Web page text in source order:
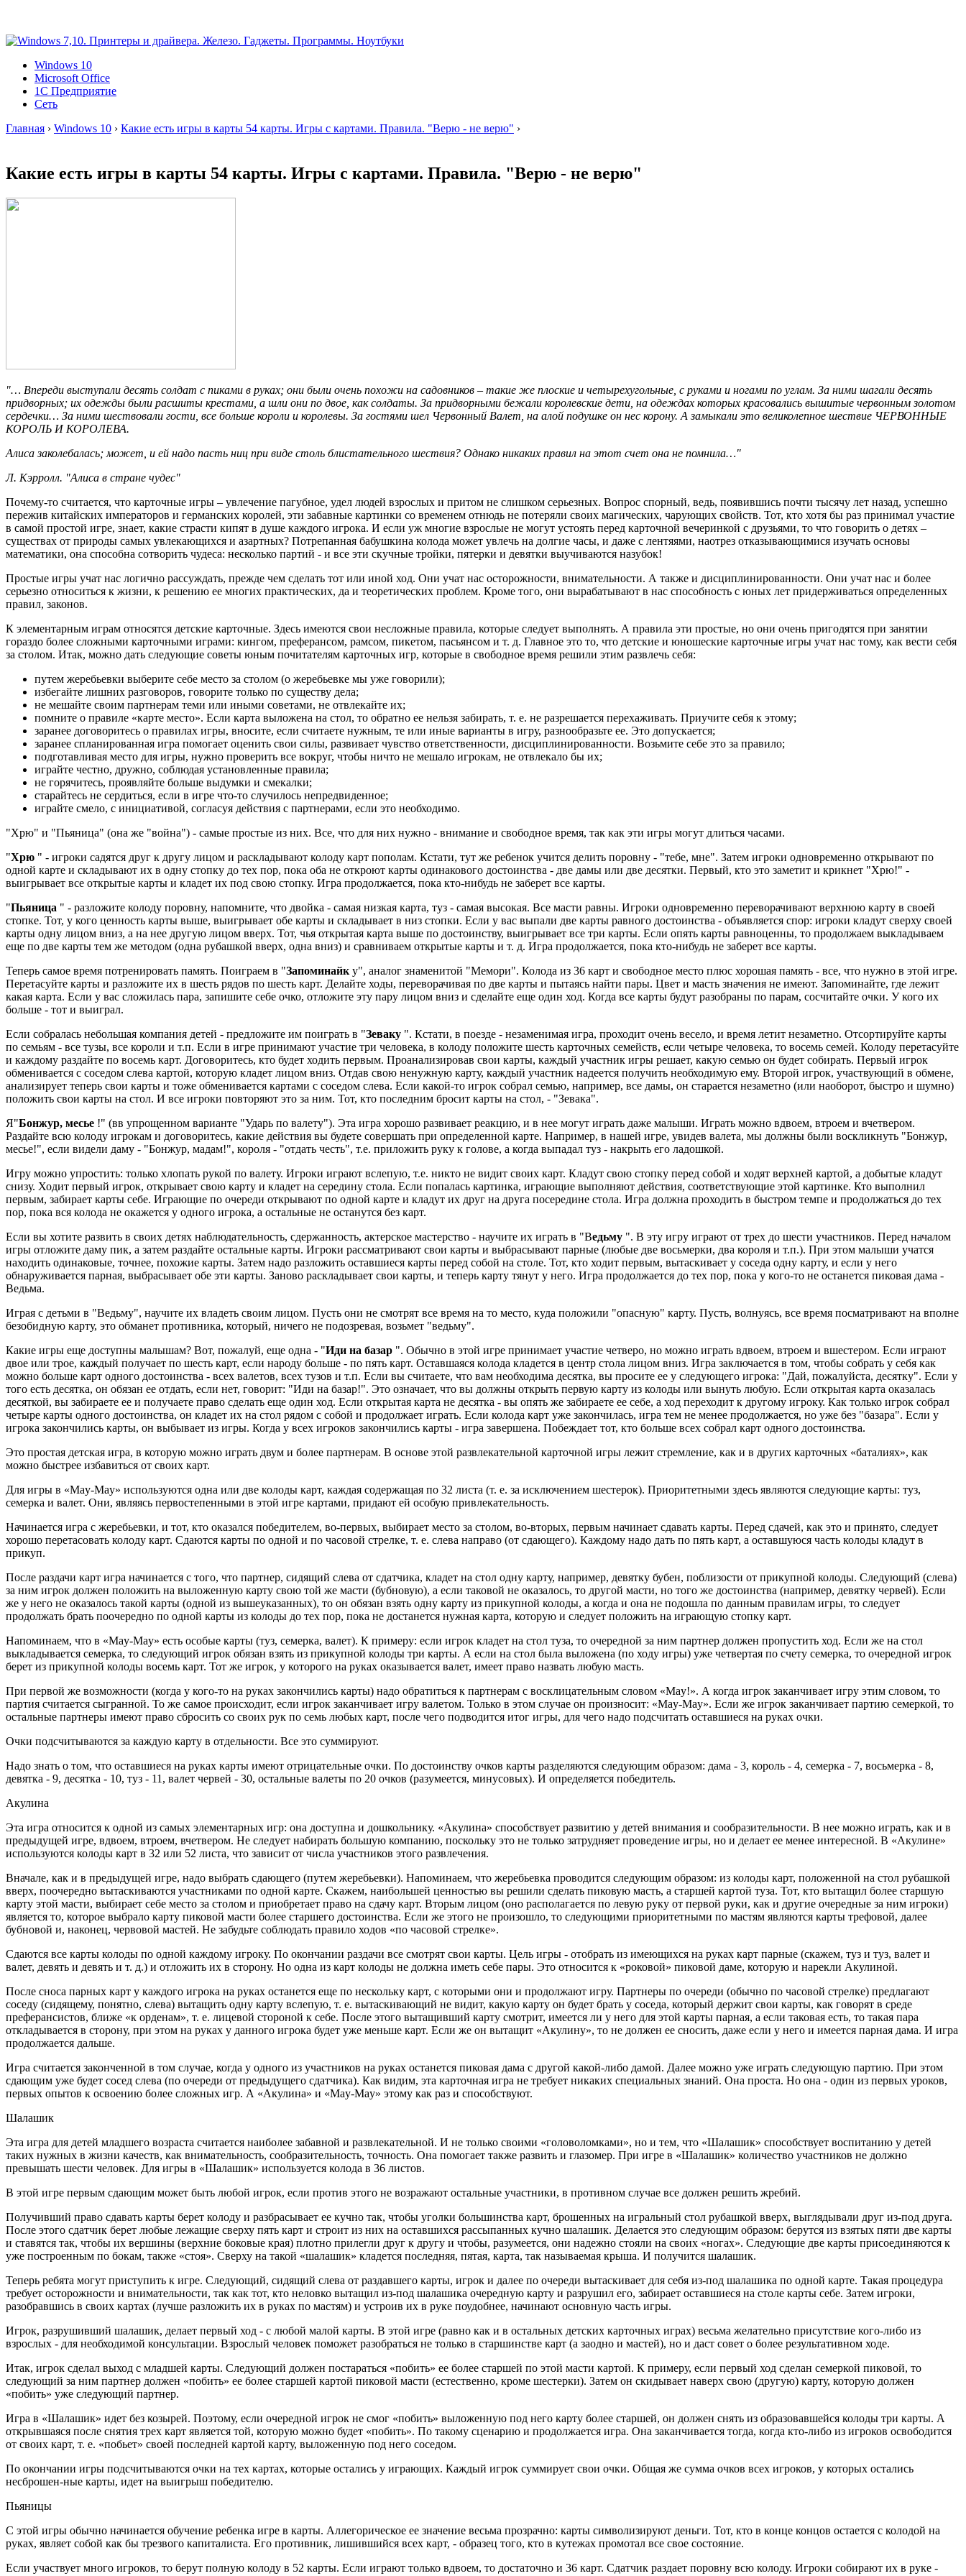
Windows 10
Microsoft Office
1C Предприятие
Сеть
Главная › Windows 10 › Какие есть игры в карты 54 карты. Игры с картами. Правила. "Верю - не верю" ›
Какие есть игры в карты 54 карты. Игры с картами. Правила. "Верю - не верю"
"… Впереди выступали десять солдат с пиками в руках; они были очень похожи на садовников – такие же плоские и четырехугольные, с руками и ногами по углам. За ними шагали десять
придворных; их одежды были расшиты крестами, а шли они по двое, как солдаты. За придворными бежали королевские дети, на одеждах которых красовались вышитые червонным золотом
сердечки… За ними шествовали гости, все больше короли и королевы. За гостями шел Червонный Валет, на алой подушке он нес корону. А замыкали это великолепное шествие ЧЕРВОННЫЕ
КОРОЛЬ И КОРОЛЕВА.
Алиса заколебалась; может, и ей надо пасть ниц при виде столь блистательного шествия? Однако никаких правил на этот счет она не помнила…"
Л. Кэрролл. "Алиса в стране чудес"
Почему-то считается, что карточные игры – увлечение пагубное, удел людей взрослых и притом не слишком серьезных. Вопрос спорный, ведь, появившись почти тысячу лет назад, успешно
пережив китайских императоров и германских королей, эти забавные картинки со временем отнюдь не потеряли своих магических, чарующих свойств. Тот, кто хотя бы раз принимал участие
в самой простой игре, знает, какие страсти кипят в душе каждого игрока. И если уж многие взрослые не могут устоять перед карточной вечеринкой с друзьями, то что говорить о детях –
существах от природы самых увлекающихся и азартных? Потрепанная бабушкина колода может увлечь на долгие часы, и даже с лентяями, наотрез отказывающимися изучать основы
математики, она способна сотворить чудеса: несколько партий - и все эти скучные тройки, пятерки и девятки выучиваются назубок!
Простые игры учат нас логично рассуждать, прежде чем сделать тот или иной ход. Они учат нас осторожности, внимательности. А также и дисциплинированности. Они учат нас и более
серьезно относиться к жизни, к решению ее многих практических, да и теоретических проблем. Кроме того, они вырабатывают в нас способность с юных лет придерживаться определенных
правил, законов.
К элементарным играм относятся детские карточные. Здесь имеются свои несложные правила, которые следует выполнять. А правила эти простые, но они очень пригодятся при занятии
гораздо более сложными карточными играми: кингом, преферансом, рамсом, пикетом, пасьянсом и т. д. Главное это то, что детские и юношеские карточные игры учат нас тому, как вести себя
за столом. Итак, можно дать следующие советы юным почитателям карточных игр, которые в свободное время решили этим развлечь себя:
путем жеребьевки выберите себе место за столом (о жеребьевке мы уже говорили);
избегайте лишних разговоров, говорите только по существу дела;
не мешайте своим партнерам теми или иными советами, не отвлекайте их;
помните о правиле «карте место». Если карта выложена на стол, то обратно ее нельзя забирать, т. е. не разрешается перехаживать. Приучите себя к этому;
заранее договоритесь о правилах игры, вносите, если считаете нужным, те или иные варианты в игру, разнообразьте ее. Это допускается;
заранее спланированная игра помогает оценить свои силы, развивает чувство ответственности, дисциплинированности. Возьмите себе это за правило;
подготавливая место для игры, нужно проверить все вокруг, чтобы ничто не мешало игрокам, не отвлекало бы их;
играйте честно, дружно, соблюдая установленные правила;
не горячитесь, проявляйте больше выдумки и смекалки;
старайтесь не сердиться, если в игре что-то случилось непредвиденное;
играйте смело, с инициативой, согласуя действия с партнерами, если это необходимо.
"Хрю" и "Пьяница" (она же "война") - самые простые из них. Все, что для них нужно - внимание и свободное время, так как эти игры могут длиться часами.
"Хрю " - игроки садятся друг к другу лицом и раскладывают колоду карт пополам. Кстати, тут же ребенок учится делить поровну - "тебе, мне". Затем игроки одновременно открывают по
одной карте и складывают их в одну стопку до тех пор, пока оба не откроют карты одинакового достоинства - две дамы или две десятки. Первый, кто это заметит и крикнет "Хрю!" -
выигрывает все открытые карты и кладет их под свою стопку. Игра продолжается, пока кто-нибудь не заберет все карты.
"Пьяница " - разложите колоду поровну, напомните, что двойка - самая низкая карта, туз - самая высокая. Все масти равны. Игроки одновременно переворачивают верхнюю карту в своей
стопке. Тот, у кого ценность карты выше, выигрывает обе карты и складывает в низ стопки. Если у вас выпали две карты равного достоинства - объявляется спор: игроки кладут сверху своей
карты одну лицом вниз, а на нее другую лицом вверх. Тот, чья открытая карта выше по достоинству, выигрывает все три карты. Если опять карты равноценны, то продолжаем выкладываем
еще по две карты тем же методом (одна рубашкой вверх, одна вниз) и сравниваем открытые карты и т. д. Игра продолжается, пока кто-нибудь не заберет все карты.
Теперь самое время потренировать память. Поиграем в "Запоминайк у", аналог знаменитой "Мемори". Колода из 36 карт и свободное место плюс хорошая память - все, что нужно в этой игре.
Перетасуйте карты и разложите их в шесть рядов по шесть карт. Делайте ходы, переворачивая по две карты и пытаясь найти пары. Цвет и масть значения не имеют. Запоминайте, где лежит
какая карта. Если у вас сложилась пара, запишите себе очко, отложите эту пару лицом вниз и сделайте еще один ход. Когда все карты будут разобраны по парам, сосчитайте очки. У кого их
больше - тот и выиграл.
Если собралась небольшая компания детей - предложите им поиграть в "Зеваку ". Кстати, в поезде - незаменимая игра, проходит очень весело, и время летит незаметно. Отсортируйте карты
по семьям - все тузы, все короли и т.п. Если в игре принимают участие три человека, в колоду положите шесть карточных семейств, если четыре человека, то восемь семей. Колоду перетасуйте
и каждому раздайте по восемь карт. Договоритесь, кто будет ходить первым. Проанализировав свои карты, каждый участник игры решает, какую семью он будет собирать. Первый игрок
обменивается с соседом слева картой, которую кладет лицом вниз. Отдав свою ненужную карту, каждый участник надеется получить необходимую ему. Второй игрок, участвующий в обмене,
анализирует теперь свои карты и тоже обменивается картами с соседом слева. Если какой-то игрок собрал семью, например, все дамы, он старается незаметно (или наоборот, быстро и шумно)
положить свои карты на стол. И все игроки повторяют это за ним. Тот, кто последним бросит карты на стол, - "Зевака".
Я"Бонжур, месье !" (вв упрощенном варианте "Ударь по валету"). Эта игра хорошо развивает реакцию, и в нее могут играть даже малыши. Играть можно вдвоем, втроем и вчетвером.
Раздайте всю колоду игрокам и договоритесь, какие действия вы будете совершать при определенной карте. Например, в нашей игре, увидев валета, мы должны были воскликнуть "Бонжур,
месье!", если видели даму - "Бонжур, мадам!", короля - "отдать честь", т.е. приложить руку к голове, а когда выпадал туз - накрыть его ладошкой.
Игру можно упростить: только хлопать рукой по валету. Игроки играют вслепую, т.е. никто не видит своих карт. Кладут свою стопку перед собой и ходят верхней картой, а добытые кладут
снизу. Ходит первый игрок, открывает свою карту и кладет на середину стола. Если попалась картинка, играющие выполняют действия, соответствующие этой картинке. Кто выполнил
первым, забирает карты себе. Играющие по очереди открывают по одной карте и кладут их друг на друга посередине стола. Игра должна проходить в быстром темпе и продолжаться до тех
пор, пока вся колода не окажется у одного игрока, а остальные не останутся без карт.
Если вы хотите развить в своих детях наблюдательность, сдержанность, актерское мастерство - научите их играть в "Ведьму ". В эту игру играют от трех до шести участников. Перед началом
игры отложите даму пик, а затем раздайте остальные карты. Игроки рассматривают свои карты и выбрасывают парные (любые две восьмерки, два короля и т.п.). При этом малыши учатся
находить одинаковые, точнее, похожие карты. Затем надо разложить оставшиеся карты перед собой на столе. Тот, кто ходит первым, вытаскивает у соседа одну карту, и если у него
обнаруживается парная, выбрасывает обе эти карты. Заново раскладывает свои карты, и теперь карту тянут у него. Игра продолжается до тех пор, пока у кого-то не останется пиковая дама -
Ведьма.
Играя с детьми в "Ведьму", научите их владеть своим лицом. Пусть они не смотрят все время на то место, куда положили "опасную" карту. Пусть, волнуясь, все время посматривают на вполне
безобидную карту, это обманет противника, который, ничего не подозревая, возьмет "ведьму".
Какие игры еще доступны малышам? Вот, пожалуй, еще одна - "Иди на базар ". Обычно в этой игре принимает участие четверо, но можно играть вдвоем, втроем и вшестером. Если играют
двое или трое, каждый получает по шесть карт, если народу больше - по пять карт. Оставшаяся колода кладется в центр стола лицом вниз. Игра заключается в том, чтобы собрать у себя как
можно больше карт одного достоинства - всех валетов, всех тузов и т.п. Если вы считаете, что вам необходима десятка, вы просите ее у следующего игрока: "Дай, пожалуйста, десятку". Если у
того есть десятка, он обязан ее отдать, если нет, говорит: "Иди на базар!". Это означает, что вы должны открыть первую карту из колоды или вынуть любую. Если открытая карта оказалась
десяткой, вы забираете ее и получаете право сделать еще один ход. Если открытая карта не десятка - вы опять же забираете ее себе, а ход переходит к другому игроку. Как только игрок собрал
четыре карты одного достоинства, он кладет их на стол рядом с собой и продолжает играть. Если колода карт уже закончилась, игра тем не менее продолжается, но уже без "базара". Если у
игрока закончились карты, он выбывает из игры. Когда у всех игроков закончились карты - игра завершена. Побеждает тот, кто больше всех собрал карт одного достоинства.
Это простая детская игра, в которую можно играть двум и более партнерам. В основе этой развлекательной карточной игры лежит стремление, как и в других карточных «баталиях», как
можно быстрее избавиться от своих карт.
Для игры в «May-May» используются одна или две колоды карт, каждая содержащая по 32 листа (т. е. за исключением шестерок). Приоритетными здесь являются следующие карты: туз,
семерка и валет. Они, являясь первостепенными в этой игре картами, придают ей особую привлекательность.
Начинается игра с жеребьевки, и тот, кто оказался победителем, во-первых, выбирает место за столом, во-вторых, первым начинает сдавать карты. Перед сдачей, как это и принято, следует
хорошо перетасовать колоду карт. Сдаются карты по одной и по часовой стрелке, т. е. слева направо (от сдающего). Каждому надо дать по пять карт, а оставшуюся часть колоды кладут в
прикуп.
После раздачи карт игра начинается с того, что партнер, сидящий слева от сдатчика, кладет на стол одну карту, например, девятку бубен, поблизости от прикупной колоды. Следующий (слева)
за ним игрок должен положить на выложенную карту свою той же масти (бубновую), а если таковой не оказалось, то другой масти, но того же достоинства (например, девятку червей). Если
же у него не оказалось такой карты (одной из вышеуказанных), то он обязан взять одну карту из прикупной колоды, а когда и она не подошла по данным правилам игры, то следует
продолжать брать поочередно по одной карты из колоды до тех пор, пока не достанется нужная карта, которую и следует положить на играющую стопку карт.
Напоминаем, что в «May-May» есть особые карты (туз, семерка, валет). К примеру: если игрок кладет на стол туза, то очередной за ним партнер должен пропустить ход. Если же на стол
выкладывается семерка, то следующий игрок обязан взять из прикупной колоды три карты. А если на стол была выложена (по ходу игры) уже четвертая по счету семерка, то очередной игрок
берет из прикупной колоды восемь карт. Тот же игрок, у которого на руках оказывается валет, имеет право назвать любую масть.
При первой же возможности (когда у кого-то на руках закончились карты) надо обратиться к партнерам с восклицательным словом «May!». А когда игрок заканчивает игру этим словом, то
партия считается сыгранной. То же самое происходит, если игрок заканчивает игру валетом. Только в этом случае он произносит: «May-May». Если же игрок заканчивает партию семеркой, то
остальные партнеры имеют право сбросить со своих рук по семь любых карт, после чего подводится итог игры, для чего надо подсчитать оставшиеся на руках очки.
Очки подсчитываются за каждую карту в отдельности. Все это суммируют.
Надо знать о том, что оставшиеся на руках карты имеют отрицательные очки. По достоинству очков карты разделяются следующим образом: дама - 3, король - 4, семерка - 7, восьмерка - 8,
девятка - 9, десятка - 10, туз - 11, валет червей - 30, остальные валеты по 20 очков (разумеется, минусовых). И определяется победитель.
Акулина
Эта игра относится к одной из самых элементарных игр: она доступна и дошкольнику. «Акулина» способствует развитию у детей внимания и сообразительности. В нее можно играть, как и в
предыдущей игре, вдвоем, втроем, вчетвером. Не следует набирать большую компанию, поскольку это не только затрудняет проведение игры, но и делает ее менее интересной. В «Акулине»
используются колоды карт в 32 или 52 листа, что зависит от числа участников этого развлечения.
Вначале, как и в предыдущей игре, надо выбрать сдающего (путем жеребьевки). Напоминаем, что жеребьевка проводится следующим образом: из колоды карт, положенной на стол рубашкой
вверх, поочередно вытаскиваются участниками по одной карте. Скажем, наибольшей ценностью вы решили сделать пиковую масть, а старшей картой туза. Тот, кто вытащил более старшую
карту этой масти, выбирает себе место за столом и приобретает право на сдачу карт. Вторым лицом (оно располагается по левую руку от первой руки, как и другие очередные за ним игроки)
является то, которое выбрало карту пиковой масти более старшего достоинства. Если же этого не произошло, то следующими приоритетными по мастям являются карты трефовой, далее
бубновой и, наконец, червовой мастей. Не забудьте соблюдать правило ходов «по часовой стрелке».
Сдаются все карты колоды по одной каждому игроку. По окончании раздачи все смотрят свои карты. Цель игры - отобрать из имеющихся на руках карт парные (скажем, туз и туз, валет и
валет, девять и девять и т. д.) и отложить их в сторону. Но одна из карт колоды не должна иметь себе пары. Это относится к «роковой» пиковой даме, которую и нарекли Акулиной.
После сноса парных карт у каждого игрока на руках останется еще по нескольку карт, с которыми они и продолжают игру. Партнеры по очереди (обычно по часовой стрелке) предлагают
соседу (сидящему, понятно, слева) вытащить одну карту вслепую, т. е. вытаскивающий не видит, какую карту он будет брать у соседа, который держит свои карты, как говорят в среде
преферансистов, ближе «к орденам», т. е. лицевой стороной к себе. После этого вытащивший карту смотрит, имеется ли у него для этой карты парная, а если таковая есть, то такая пара
откладывается в сторону, при этом на руках у данного игрока будет уже меньше карт. Если же он вытащит «Акулину», то не должен ее сносить, даже если у него и имеется парная дама. И игра
продолжается дальше.
Игра считается законченной в том случае, когда у одного из участников на руках останется пиковая дама с другой какой-либо дамой. Далее можно уже играть следующую партию. При этом
сдающим уже будет сосед слева (по очереди от предыдущего сдатчика). Как видим, эта карточная игра не требует никаких специальных знаний. Она проста. Но она - один из первых уроков,
первых опытов к освоению более сложных игр. А «Акулина» и «May-May» этому как раз и способствуют.
Шалашик
Эта игра для детей младшего возраста считается наиболее забавной и развлекательной. И не только своими «головоломками», но и тем, что «Шалашик» способствует воспитанию у детей
таких нужных в жизни качеств, как внимательность, сообразительность, точность. Она помогает также развить и глазомер. При игре в «Шалашик» количество участников не должно
превышать шести человек. Для игры в «Шалашик» используется колода в 36 листов.
В этой игре первым сдающим может быть любой игрок, если против этого не возражают остальные участники, в противном случае все должен решить жребий.
Получивший право сдавать карты берет колоду и разбрасывает ее кучно так, чтобы уголки большинства карт, брошенных на игральный стол рубашкой вверх, выглядывали друг из-под друга.
После этого сдатчик берет любые лежащие сверху пять карт и строит из них на оставшихся рассыпанных кучно шалашик. Делается это следующим образом: берутся из взятых пяти две карты
и ставятся так, чтобы их вершины (верхние боковые края) плотно прилегли друг к другу и чтобы, разумеется, они надежно стояли на своих «ногах». Следующие две карты присоединяются к
уже построенным по бокам, также «стоя». Сверху на такой «шалашик» кладется последняя, пятая, карта, так называемая крыша. И получится шалашик.
Теперь ребята могут приступить к игре. Следующий, сидящий слева от раздавшего карты, игрок и далее по очереди вытаскивает для себя из-под шалашика по одной карте. Такая процедура
требует осторожности и внимательности, так как тот, кто неловко вытащил из-под шалашика очередную карту и разрушил его, забирает оставшиеся на столе карты себе. Затем игроки,
разобравшись в своих картах (лучше разложить их в руках по мастям) и устроив их в руке поудобнее, начинают основную часть игры.
Игрок, разрушивший шалашик, делает первый ход - с любой малой карты. В этой игре (равно как и в остальных детских карточных играх) весьма желательно присутствие кого-либо из
взрослых - для необходимой консультации. Взрослый человек поможет разобраться не только в старшинстве карт (а заодно и мастей), но и даст совет о более результативном ходе.
Итак, игрок сделал выход с младшей карты. Следующий должен постараться «побить» ее более старшей по этой масти картой. К примеру, если первый ход сделан семеркой пиковой, то
следующий за ним партнер должен «побить» ее более старшей картой пиковой масти (естественно, кроме шестерки). Затем он скидывает наверх свою (другую) карту, которую должен
«побить» уже следующий партнер.
Игра в «Шалашик» идет без козырей. Поэтому, если очередной игрок не смог «побить» выложенную под него карту более старшей, он должен снять из образовавшейся колоды три карты. А
открывшаяся после снятия трех карт является той, которую можно будет «побить». По такому сценарию и продолжается игра. Она заканчивается тогда, когда кто-либо из игроков освободится
от своих карт, т. е. «побьет» своей последней картой карту, выложенную под него соседом.
По окончании игры подсчитываются очки на тех картах, которые остались у играющих. Каждый игрок суммирует свои очки. Общая же сумма очков всех игроков, у которых остались
несброшен-ные карты, идет на выигрыш победителю.
Пьяницы
С этой игры обычно начинается обучение ребенка игре в карты. Аллегорическое ее значение весьма прозрачно: карты символизируют деньги. Тот, кто в конце концов остается с колодой на
руках, являет собой как бы трезвого капиталиста. Его противник, лишившийся всех карт, - образец того, кто в кутежах промотал все свое состояние.
Если участвует много игроков, то берут полную колоду в 52 карты. Если играют только вдвоем, то достаточно и 36 карт. Сдатчик раздает поровну всю колоду. Игроки собирают их в руке -